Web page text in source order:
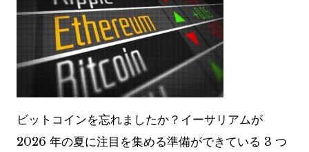
ビットコインを忘れましたか？イーサリアムが
2026 年の夏に注目を集める準備ができている 3 つ